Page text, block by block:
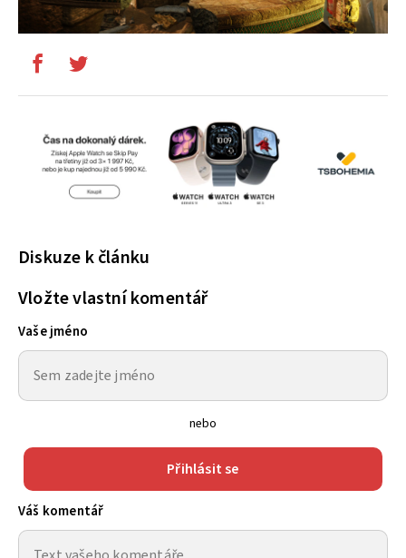
Diskuze k článku
Vložte vlastní komentář
Vaše jméno
nebo
Přihlásit se
Váš komentář